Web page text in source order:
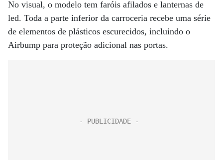
No visual, o modelo tem faróis afilados e lanternas de
led. Toda a parte inferior da carroceria recebe uma série
de elementos de plásticos escurecidos, incluindo o
Airbump para proteção adicional nas portas.